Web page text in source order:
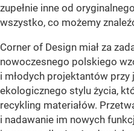
zupełnie inne od
wszystko, co możemy
Corner of Design miał za
nowoczesnego polskiego
i młodych projektantów
ekologicznego stylu życia,
recykling materiałów.
i nadawanie im nowych